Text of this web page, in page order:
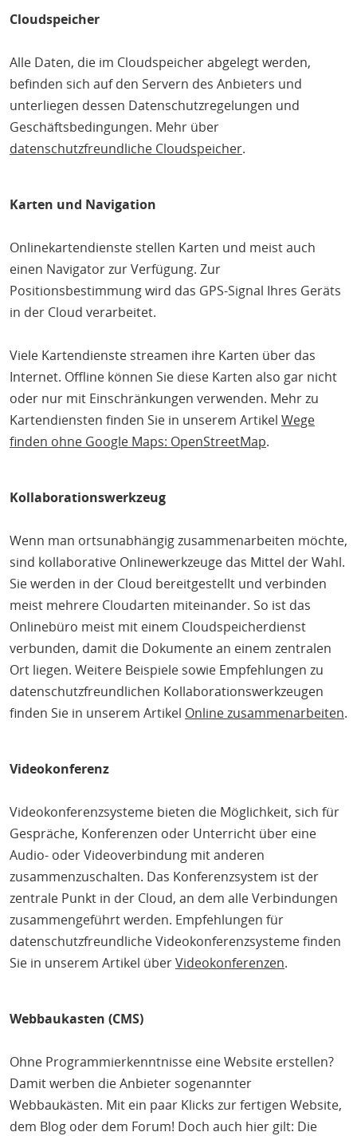
Cloudspeicher
Alle Daten, die im Cloudspeicher abgelegt werden,
befinden sich auf den Servern des Anbieters und
unterliegen dessen Datenschutzregelungen und
Geschäftsbedingungen. Mehr über
datenschutzfreundliche Cloudspeicher.
Karten und Navigation
Onlinekartendienste stellen Karten und meist auch
einen Navigator zur Verfügung. Zur
Positionsbestimmung wird das GPS-Signal Ihres Geräts
in der Cloud verarbeitet.
Viele Kartendienste streamen ihre Karten über das
Internet. Offline können Sie diese Karten also gar nicht
oder nur mit Einschränkungen verwenden. Mehr zu
Kartendiensten finden Sie in unserem Artikel Wege
finden ohne Google Maps: OpenStreetMap.
Kollaborationswerkzeug
Wenn man ortsunabhängig zusammenarbeiten möchte,
sind kollaborative Onlinewerkzeuge das Mittel der Wahl.
Sie werden in der Cloud bereitgestellt und verbinden
meist mehrere Cloudarten miteinander. So ist das
Onlinebüro meist mit einem Cloudspeicherdienst
verbunden, damit die Dokumente an einem zentralen
Ort liegen. Weitere Beispiele sowie Empfehlungen zu
datenschutzfreundlichen Kollaborationswerkzeugen
finden Sie in unserem Artikel Online zusammenarbeiten.
Videokonferenz
Videokonferenzsysteme bieten die Möglichkeit, sich für
Gespräche, Konferenzen oder Unterricht über eine
Audio- oder Videoverbindung mit anderen
zusammenzuschalten. Das Konferenzsystem ist der
zentrale Punkt in der Cloud, an dem alle Verbindungen
zusammengeführt werden. Empfehlungen für
datenschutzfreundliche Videokonferenzsysteme finden
Sie in unserem Artikel überVideokonferenzen.
Webbaukasten (CMS)
Ohne Programmierkenntnisse eine Website erstellen?
Damit werben die Anbieter sogenannter
Webbaukästen. Mit ein paar Klicks zur fertigen Website,
dem Blog oder dem Forum! Doch auch hier gilt: Die